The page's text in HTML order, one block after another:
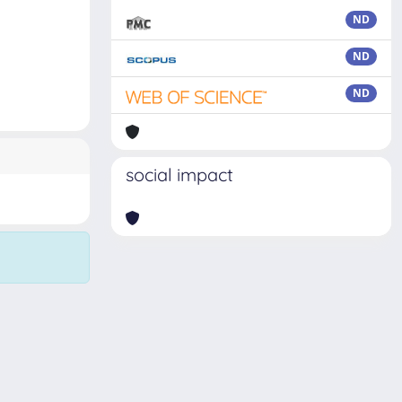
ND
ND
ND
social impact